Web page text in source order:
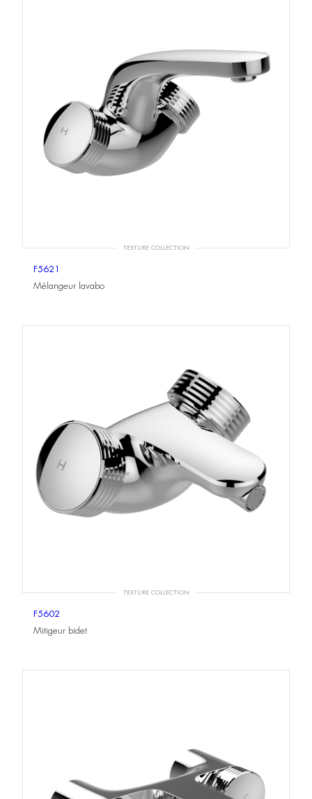
TEXTURE COLLECTION
F5621
Mélangeur lavabo
TEXTURE COLLECTION
F5602
Mitigeur bidet